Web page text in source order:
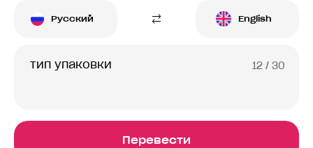
Русский English
12 / 30
Перевести